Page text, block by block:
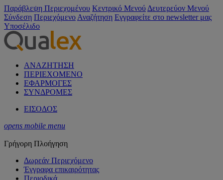
Παράβλεψη Περιεχομένου Κεντρικό Μενού Δευτερεύον Μενού
Σύνδεση Περιεχόμενο Αναζήτηση Εγγραφείτε στο newsletter μας
Υποσέλιδο
ΑΝΑΖΗΤΗΣΗ
ΠΕΡΙΕΧΟΜΕΝΟ
ΕΦΑΡΜΟΓΕΣ
ΣΥΝΔΡΟΜΕΣ
ΕΙΣΟΔΟΣ
opens mobile menu
Γρήγορη Πλοήγηση
Δωρεάν Περιεχόμενο
Έγγραφα επικαιρότητας
Περιοδικά